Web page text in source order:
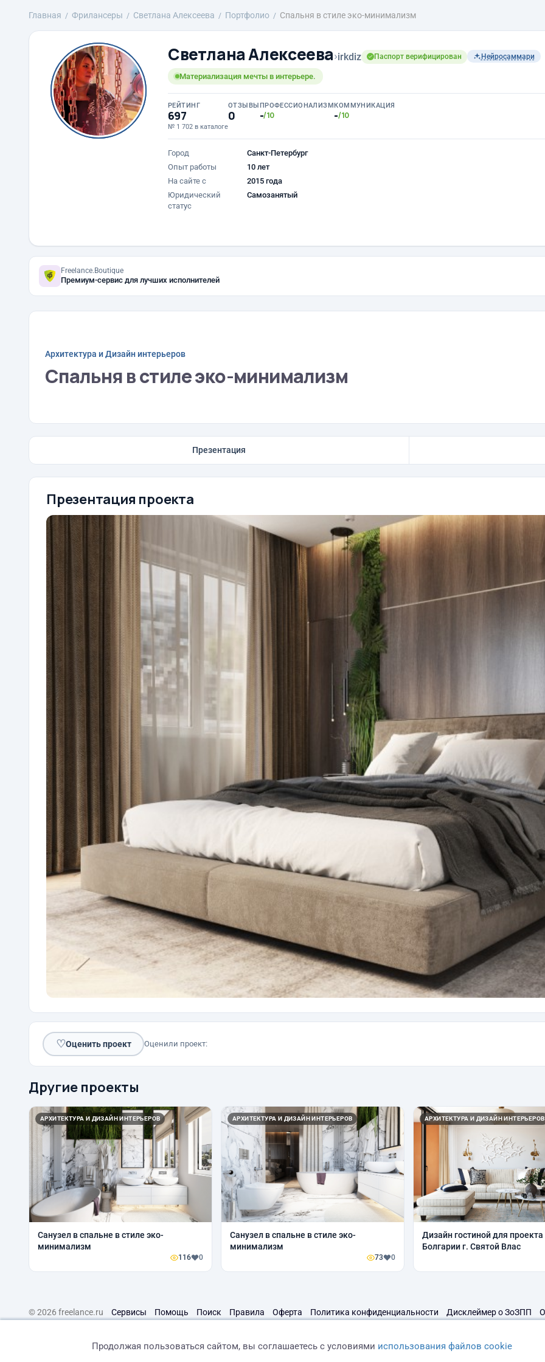
Главная Фрилансеры Светлана Алексеева Портфолио Спальня в стиле эко-минимализм
Светлана Алексеева›irkdiz Паспорт верифицирован Нейросаммари
Материализация мечты в интерьере.
РЕЙТИНГ
697
№ 1 702 в каталоге
ОТЗЫВЫ
0
ПРОФЕССИОНАЛИЗМ
-/10
КОММУНИКАЦИЯ
-/10
Город
Санкт-Петербург
Опыт работы
10 лет
На сайте с
2015 года
Юридический
статус
Самозанятый
Freelance.Boutique
Премиум-сервис для лучших исполнителей
Архитектура и Дизайн интерьеров
Спальня в стиле эко-минимализм
Презентация
Презентация проекта
♡Оценить проект Оценили проект:
Другие проекты
АРХИТЕКТУРА И ДИЗАЙН ИНТЕРЬЕРОВ
Санузел в спальне в стиле эко-
минимализм
116 0
АРХИТЕКТУРА И ДИЗАЙН ИНТЕРЬЕРОВ
Санузел в спальне в стиле эко-
минимализм
73 0
АРХИТЕКТУРА И ДИЗАЙН ИНТЕРЬЕРОВ
Дизайн гостиной для проекта
Болгарии г. Святой Влас
© 2026 freelance.ru Сервисы Помощь Поиск Правила Оферта Политика конфиденциальности Дисклеймер о ЗоЗПП
Продолжая пользоваться сайтом, вы соглашаетесь с условиями использования файлов cookie